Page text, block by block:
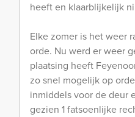
heeft en klaarblijkelijk
Elke zomer is het weer
orde. Nu werd er weer
plaatsing heeft
zo snel mogelijk op
inmiddels voor de deur
gezien 1 fatsoenlijke